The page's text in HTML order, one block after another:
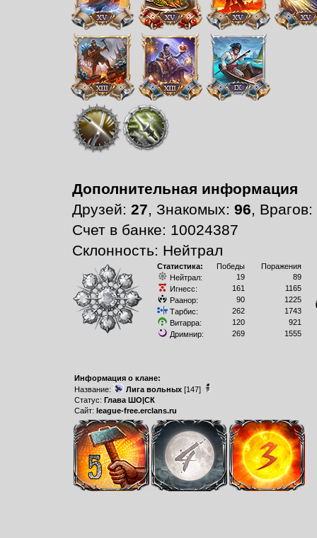
Дополнительная информация
Друзей: 27, Знакомых: 96, Врагов:
Счет в банке: 10024387
Склонность: Нейтрал
Статистика: Победы
Поражения
Нейтрал:
19
89
Игнесс:
161
1165
Раанор:
90
1225
Тарбис:
262
1743
Витарра:
120
921
Дримнир:
269 1555
Информация о клане:
Название:
Лига вольных[147]
Статус: Глава ШО|СК
Сайт: league-free.erclans.ru